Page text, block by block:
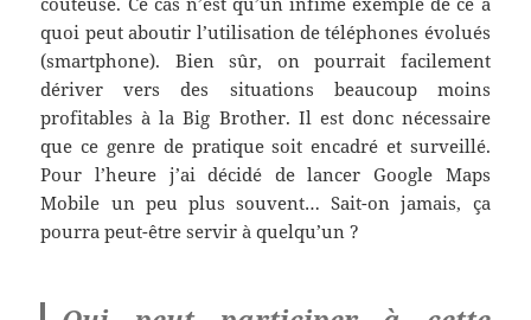
quoi peut aboutir l’utilisation de téléphones évolués
(smartphone). Bien sûr, on pourrait facilement
dériver vers des situations beaucoup moins
profitables à la Big Brother. Il est donc nécessaire
que ce genre de pratique soit encadré et surveillé.
Pour l’heure j’ai décidé de lancer Google Maps
Mobile un peu plus souvent… Sait-on jamais, ça
pourra peut-être servir à quelqu’un ?